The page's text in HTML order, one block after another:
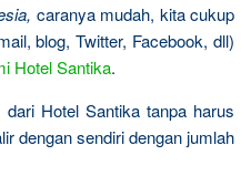
caranya mudah, kita cukup
blog, Twitter, Facebook, dll)
Hotel Santika.
Hotel Santika tanpa harus
dengan sendiri dengan jumlah